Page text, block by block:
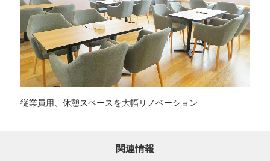
従業員用、休憩スペースを大幅リノベーション
関連情報